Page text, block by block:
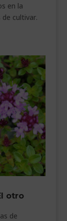
en la
cultivar.
otro
de